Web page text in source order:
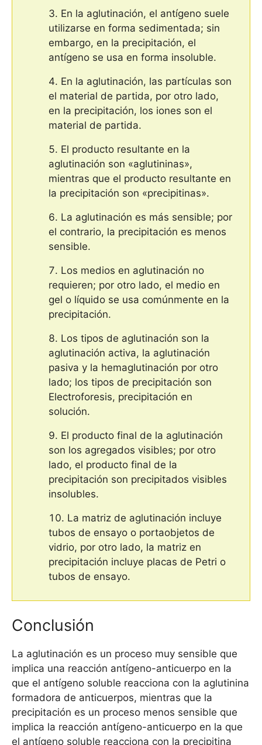
En la aglutinación, el antígeno suele
utilizarse en forma sedimentada; sin
embargo, en la precipitación, el
antígeno se usa en forma insoluble.
En la aglutinación, las partículas son
el material de partida, por otro lado,
en la precipitación, los iones son el
material de partida.
El producto resultante en la
aglutinación son «aglutininas»,
mientras que el producto resultante en
la precipitación son «precipitinas».
La aglutinación es más sensible; por
el contrario, la precipitación es menos
sensible.
Los medios en aglutinación no
requieren; por otro lado, el medio en
gel o líquido se usa comúnmente en la
precipitación.
Los tipos de aglutinación son la
aglutinación activa, la aglutinación
pasiva y la hemaglutinación por otro
lado; los tipos de precipitación son
Electroforesis, precipitación en
solución.
El producto final de la aglutinación
son los agregados visibles; por otro
lado, el producto final de la
precipitación son precipitados visibles
insolubles.
La matriz de aglutinación incluye
tubos de ensayo o portaobjetos de
vidrio, por otro lado, la matriz en
precipitación incluye placas de Petri o
tubos de ensayo.
Conclusión
La aglutinación es un proceso muy sensible que
implica una reacción antígeno-anticuerpo en la
que el antígeno soluble reacciona con la aglutinina
formadora de anticuerpos, mientras que la
precipitación es un proceso menos sensible que
implica la reacción antígeno-anticuerpo en la que
el antígeno soluble reacciona con la precipitina